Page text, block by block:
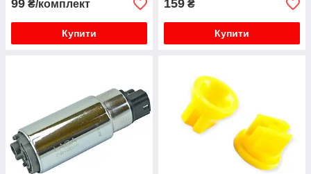
99 ₴/комплект
Купити
159 ₴
Купити